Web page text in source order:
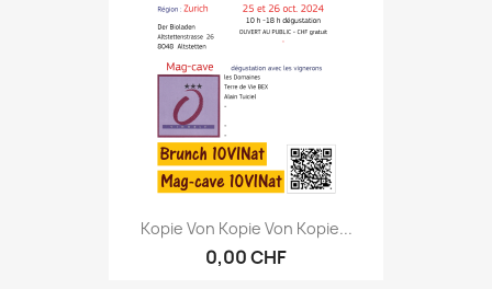
Kopie Von Kopie Von Kopie...
0,00 CHF